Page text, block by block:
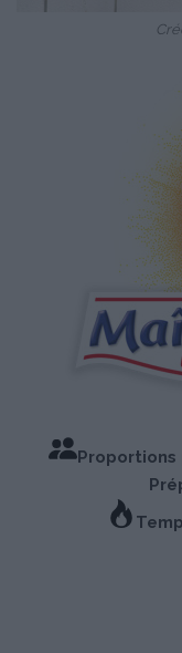
Proportions